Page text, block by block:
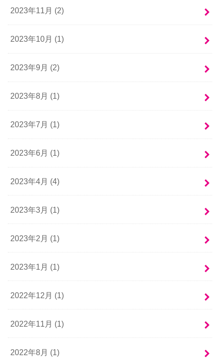
2023年11月 (2)
2023年10月 (1)
2023年9月 (2)
2023年8月 (1)
2023年7月 (1)
2023年6月 (1)
2023年4月 (4)
2023年3月 (1)
2023年2月 (1)
2023年1月 (1)
2022年12月 (1)
2022年11月 (1)
2022年8月 (1)